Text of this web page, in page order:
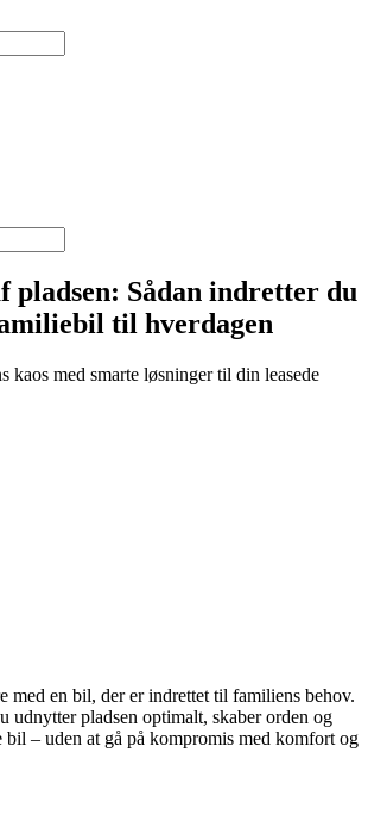
pladsen: Sådan indretter du
til hverdagen
kaos med smarte løsninger til din leasede
med en bil, der er indrettet til familiens behov.
udnytter pladsen optimalt, skaber orden og
bil – uden at gå på kompromis med komfort og